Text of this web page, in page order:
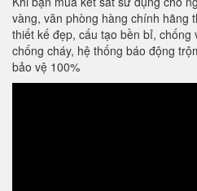
vàng, văn phòng hàng chính hãng
thiết kế đẹp, cấu tạo bền bỉ, chống
chống cháy, hệ thống báo động
bảo vệ 100%